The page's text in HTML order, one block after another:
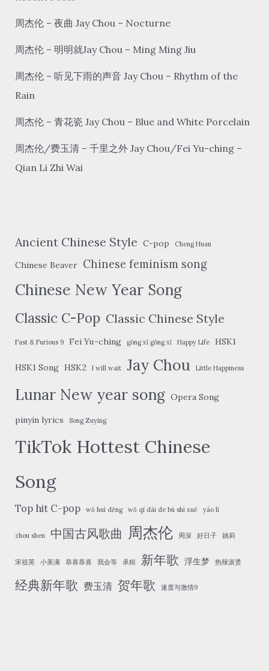
周杰伦 – 夜曲 Jay Chou – Nocturne
周杰伦 – 明明就Jay Chou – Ming Ming Jiu
周杰伦 – 听见下雨的声音 Jay Chou – Rhythm of the
Rain
周杰伦 – 青花瓷 Jay Chou – Blue and White Porcelain
周杰伦/费玉清 – 千里之外 Jay Chou/Fei Yu-ching –
Qian Li Zhi Wai
Ancient Chinese Style C-pop Cheng Huan
Chinese Beaver Chinese feminism song
Chinese New Year Song
Classic C-Pop Classic Chinese Style
Fast & Furious 9 Fei Yu-ching gōng xǐ gōng xǐ Happy Life HSK1
HSK1 Song HSK2 I will wait Jay Chou Little Happiness
Lunar New year song Opera Song
pinyin lyrics Song Zuying
TikTok Hottest Chinese
Song
Top hit C-pop wǒ huì děng wǒ qī dài de bù shì xuě yáo lì
zhou shen 中国古风歌曲 周杰伦 周深 好日子 姚莉
宋祖英 小美满 恭喜恭喜 我会等 承桓 新年歌 浮生梦 热辣滚烫
经典新年歌 费玉清 贺年歌 速度与激情9